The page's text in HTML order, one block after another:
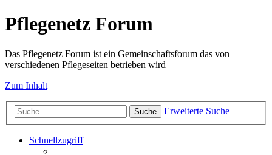
Pflegenetz Forum
Das Pflegenetz Forum ist ein Gemeinschaftsforum das von
verschiedenen Pflegeseiten betrieben wird
Zum Inhalt
Suche Erweiterte Suche
Schnellzugriff